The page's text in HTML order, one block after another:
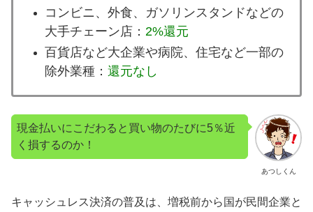
コンビニ、外食、ガソリンスタンドなどの
大手チェーン店：2%還元
百貨店など大企業や病院、住宅など一部の
除外業種：還元なし
あつしくん
現金払いにこだわると買い物のたびに5％近
く損するのか！
キャッシュレス決済の普及は、増税前から国が民間企業と